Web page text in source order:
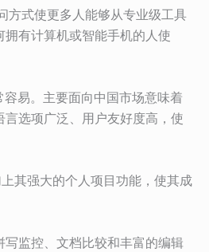
方式使更多人能够从专业级工具
有计算机或智能手机的人使
易。主要面向中国市场意味着
选项广泛、用户友好度高，使
其强大的个人项目功能，使其成
监控、文档比较和丰富的编辑